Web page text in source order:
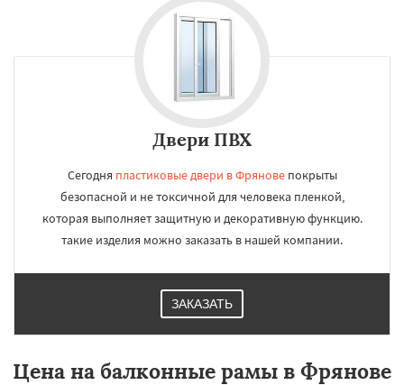
Двери ПВХ
Сегодня пластиковые двери в Фряновепокрыты
безопасной и не токсичной для человека пленкой,
которая выполняет защитную и декоративную функцию.
такие изделия можно заказать в нашей компании.
ЗАКАЗАТЬ
Цена на балконные рамы в Фрянове